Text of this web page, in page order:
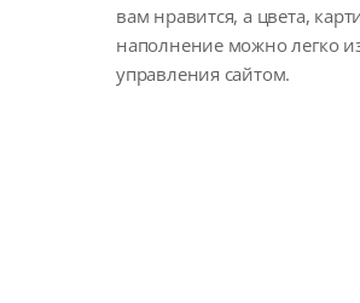
вам нравится, а цвета,
наполнение можно легко
управления сайтом.